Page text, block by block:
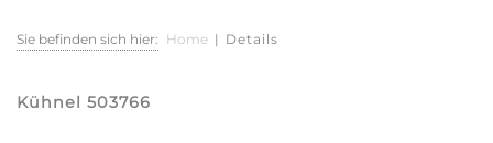
Sie befinden sich hier: Home | Details
Kühnel 503766